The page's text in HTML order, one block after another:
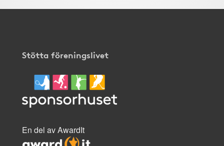
Stötta föreningslivet
En del av AwardIt